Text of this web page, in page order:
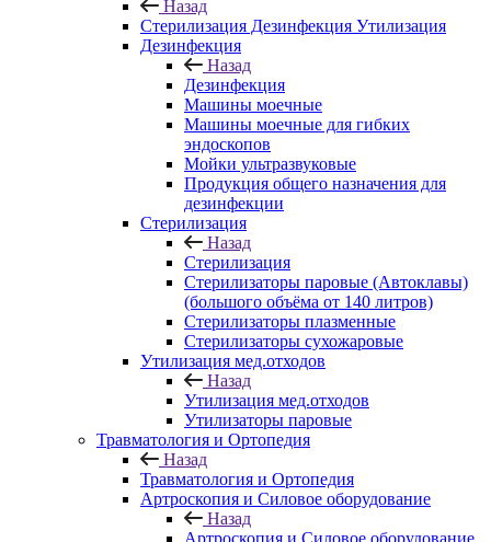
Назад
Стерилизация Дезинфекция Утилизация
Дезинфекция
Назад
Дезинфекция
Машины моечные
Машины моечные для гибких
эндоскопов
Мойки ультразвуковые
Продукция общего назначения для
дезинфекции
Стерилизация
Назад
Стерилизация
Стерилизаторы паровые (Автоклавы)
(большого объёма от 140 литров)
Стерилизаторы плазменные
Стерилизаторы сухожаровые
Утилизация мед.отходов
Назад
Утилизация мед.отходов
Утилизаторы паровые
Травматология и Ортопедия
Назад
Травматология и Ортопедия
Артроскопия и Силовое оборудование
Назад
Артроскопия и Силовое оборудование